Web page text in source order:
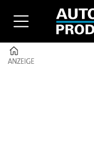
ANZEIGE
ANZEIGE